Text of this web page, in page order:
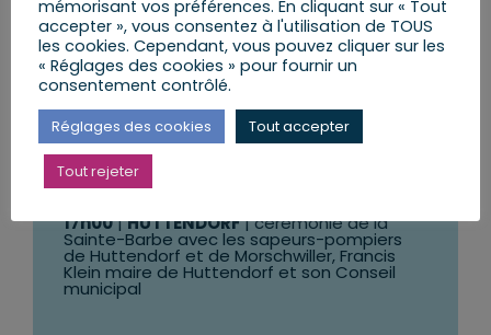
10h00 |MORSCHWILLER| Temps festif Les
arbres de Sainte Catherineavec Carine
Steinmetz, maire de Morschwiller et son
Conseil municipal en partenariat avec
l’association fruitière de Haguenau et
environs
11:00| Mission Locale de Haguenau – forum
du mois de l’orientation –
industrie et tertiaire à l’IFSI Haguenau
17h00|HUTTENDORF| cérémonie de la
Sainte-Barbe avec les sapeurs-pompiers
de Huttendorf et de Morschwiller, Francis
Klein maire de Huttendorf et son Conseil
municipal
mémorisant vos préférences. En cliquant sur « Tout
accepter », vous consentez à l'utilisation de TOUS
les cookies. Cependant, vous pouvez cliquer sur les
« Réglages des cookies » pour fournir un
consentement contrôlé.
Réglages des cookies Tout accepter
Tout rejeter